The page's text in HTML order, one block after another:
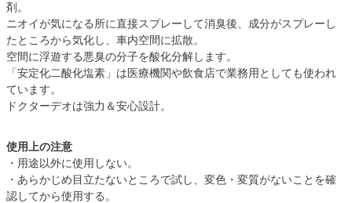
剤。
ニオイが気になる所に直接スプレーして消臭後、成分がスプレーし
たところから気化し、車内空間に拡散。
空間に浮遊する悪臭の分子を酸化分解します。
「安定化二酸化塩素」は医療機関や飲食店で業務用としても使われ
ています。
ドクターデオは強力＆安心設計。
使用上の注意
・用途以外に使用しない。
・あらかじめ目立たないところで試し、変色・変質がないことを確
認してから使用する。